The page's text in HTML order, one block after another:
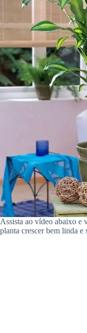
Assista ao vídeo abaixo e
planta crescer bem linda e